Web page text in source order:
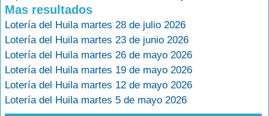
Mas resultados
Lotería del Huila martes 28 de julio 2026
Lotería del Huila martes 23 de junio 2026
Lotería del Huila martes 26 de mayo 2026
Lotería del Huila martes 19 de mayo 2026
Lotería del Huila martes 12 de mayo 2026
Lotería del Huila martes 5 de mayo 2026